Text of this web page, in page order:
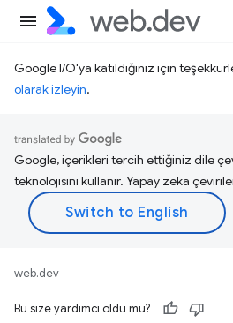
Google I/O'ya katıldığınız için
olarak izleyin.
Google, içerikleri tercih ettiğiniz dile
teknolojisini kullanır. Yapay zeka
web.dev
Bu size yardımcı oldu mu?